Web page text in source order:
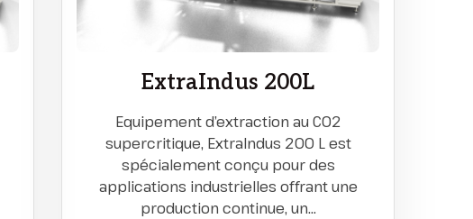
ExtraIndus 200L
Equipement d’extraction au CO2
supercritique, ExtraIndus 200 L est
spécialement conçu pour des
applications industrielles offrant une
production continue, un…